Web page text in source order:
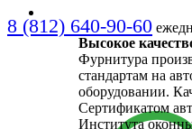
8 (812) 640-90-60
Высокое
Фурнитура
стандартам на
оборудовании.
Сертификатом
Института